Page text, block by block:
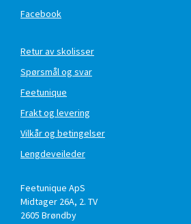
Facebook
Retur av skolisser
Spørsmål og svar
Feetunique
Frakt og levering
Vilkår og betingelser
Lengdeveileder
Feetunique ApS
Midtager 26A, 2. TV
2605 Brøndby